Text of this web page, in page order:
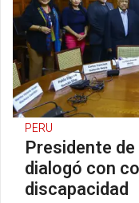
PERU
Presidente
dialogó con
discapacidad